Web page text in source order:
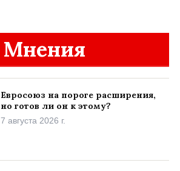
Мнения
Евросоюз на пороге расширения,
но готов ли он к этому?
7 августа 2026 г.